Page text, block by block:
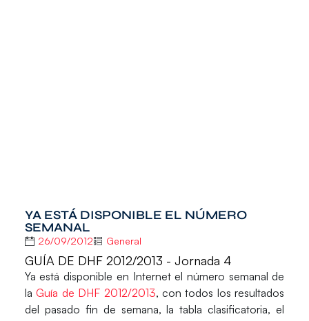
YA ESTÁ DISPONIBLE EL NÚMERO
SEMANAL
26/09/2012 General
GUÍA DE DHF 2012/2013 - Jornada 4
Ya está disponible en Internet el número semanal de
laGuía de DHF 2012/2013, con todos los resultados
del pasado fin de semana, la tabla clasificatoria, el